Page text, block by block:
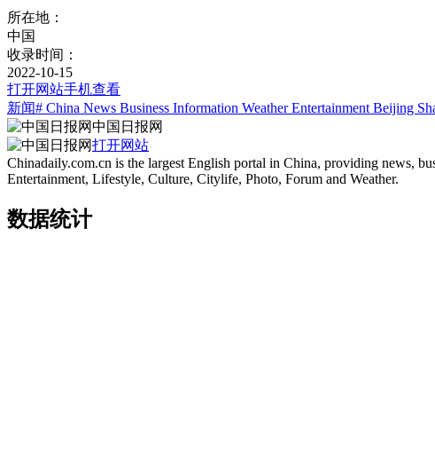
所在地：
中国
收录时间：
2022-10-15
打开网站手机查看
新闻# China News Business Information Weather Entertainment Beijing
中国日报网
打开网站
Chinadaily.com.cn is the largest English portal in China, providing news,
Entertainment, Lifestyle, Culture, Citylife, Photo, Forum and Weather.
数据统计